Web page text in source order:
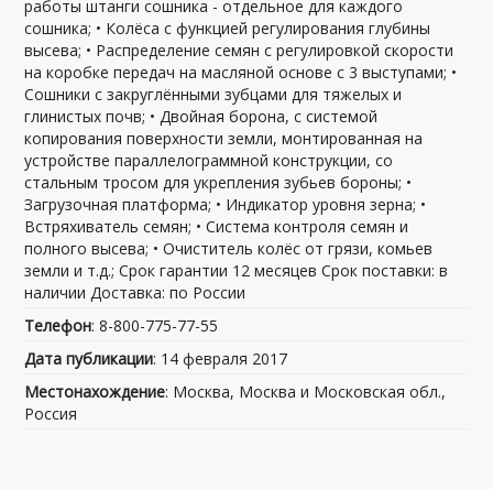
работы штанги сошника - отдельное для каждого
сошника; • Колёса с функцией регулирования глубины
высева; • Распределение семян с регулировкой скорости
на коробке передач на масляной основе с 3 выступами; •
Сошники с закруглёнными зубцами для тяжелых и
глинистых почв; • Двойная борона, с системой
копирования поверхности земли, монтированная на
устройстве параллелограммной конструкции, со
стальным тросом для укрепления зубьев бороны; •
Загрузочная платформа; • Индикатор уровня зерна; •
Встряхиватель семян; • Система контроля семян и
полного высева; • Очиститель колёс от грязи, комьев
земли и т.д.; Срок гарантии 12 месяцев Срок поставки: в
наличии Доставка: по России
Телефон: 8-800-775-77-55
Дата публикации: 14 февраля 2017
Местонахождение: Москва, Москва и Московская обл.,
Россия